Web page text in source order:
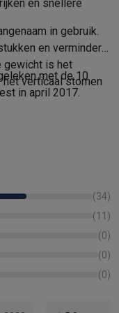
tabletsRefurbished
met ecocheques
elektro
en snellere
in gebruik.
en vermindert
gewicht is het
verticaal stomen
met de 10
in april 2017.
(34)
(11 )
(0)
(0)
(0)